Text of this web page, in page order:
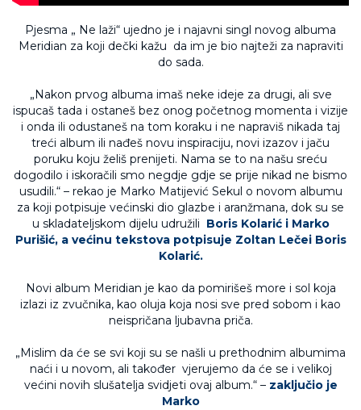
Pjesma „ Ne laži“ ujedno je i najavni singl novog albuma
Meridian za koji dečki kažu da im je bio najteži za napraviti
do sada.
„Nakon prvog albuma imaš neke ideje za drugi, ali sve
ispucaš tada i ostaneš bez onog početnog momenta i vizije
i onda ili odustaneš na tom koraku i ne napraviš nikada taj
treći album ili nađeš novu inspiraciju, novi izazov i jaču
poruku koju želiš prenijeti. Nama se to na našu sreću
dogodilo i iskoračili smo negdje gdje se prije nikad ne bismo
usudili.“ – rekao je Marko Matijević Sekul o novom albumu
za koji potpisuje većinski dio glazbe i aranžmana, dok su se
u skladateljskom dijelu udružili Boris Kolarić i Marko
Purišić, a većinu tekstova potpisuje Zoltan Lečei Boris
Kolarić.
Novi album Meridian je kao da pomirišeš more i sol koja
izlazi iz zvučnika, kao oluja koja nosi sve pred sobom i kao
neispričana ljubavna priča.
„Mislim da će se svi koji su se našli u prethodnim albumima
naći i u novom, ali također vjerujemo da će se i velikoj
većini novih slušatelja svidjeti ovaj album.“ – zaključio je
Marko